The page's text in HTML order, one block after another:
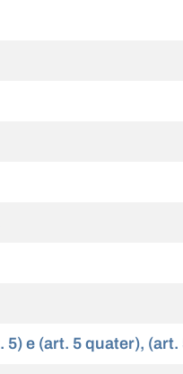
5) e (art. 5 quater),